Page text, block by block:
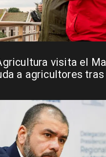
visita el
a agricultores